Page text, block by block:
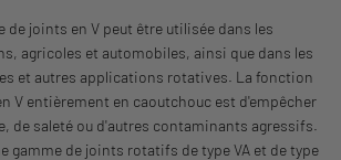
de joints en V peut être utilisée dans les
agricoles et automobiles, ainsi que dans les
et autres applications rotatives. La fonction
V entièrement en caoutchouc est d'empêcher
de saleté ou d'autres contaminants agressifs.
gamme de joints rotatifs de type VA et de type